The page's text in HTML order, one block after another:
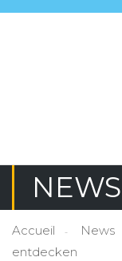
NEWS
Accueil News
entdecken